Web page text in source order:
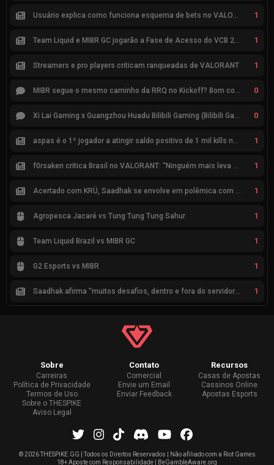
Usuário explica como funciona esquema de bets no VALORANT 1
Team Liquid e MIBR GC jogarão a Fase de Acesso do VCB 2026 1
Streamers e pro players criticam ranqueadas de VALORANT 1
MIBR segue o mesmo caminho da RRQ no Kickoff? Bom começo, mas risco de eliminação hoje 0
Xi Lai Gaming x Guangzhou Huadu Bilibili Gaming (Bilibili Gaming) 0
aspas é o 1º jogador a atingir saldo positivo de 1 mil kills no VCT 1
f0rsaken critica Brasil no VALORANT: “Ninguém mais leva a sério” 1
Acertado com KRÜ, Saadhak se envolve em polêmica com keznit 1
Agropesca Jacaré vs Tung Tung Tung Sahur 1
Team Liquid Brazil vs MIBR GC 1
G2 Esports vs MIBR 1
Saadhak afirma “muitos desafios, dentro e fora do servidor” sobre a jornada até a classificação 1
Sobre
Carreiras
Política de Privacidade
Termos de Uso
Sobre o THESPIKE
Aviso Legal
Contato
Comercial
Envie um Email
Enviar Feedback
Recursos
Casas de Apostas
Cassinos Online
Apostas Esports
©2026 THESPIKE.GG | Todos os Direitos Reservados | Não afiliado com a Riot Games
18+ Aposte com Responsabilidade | BeGambleAware.org